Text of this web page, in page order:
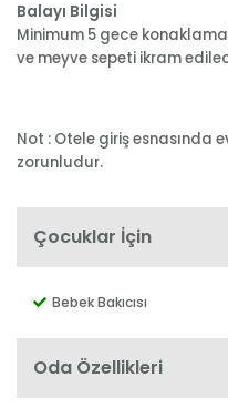
Balayı Bilgisi
Minimum 5 gece
ve meyve sepeti ikram
Not : Otele giriş esnasında
zorunludur.
Çocuklar İçin
Bebek Bakıcısı
Oda Özellikleri